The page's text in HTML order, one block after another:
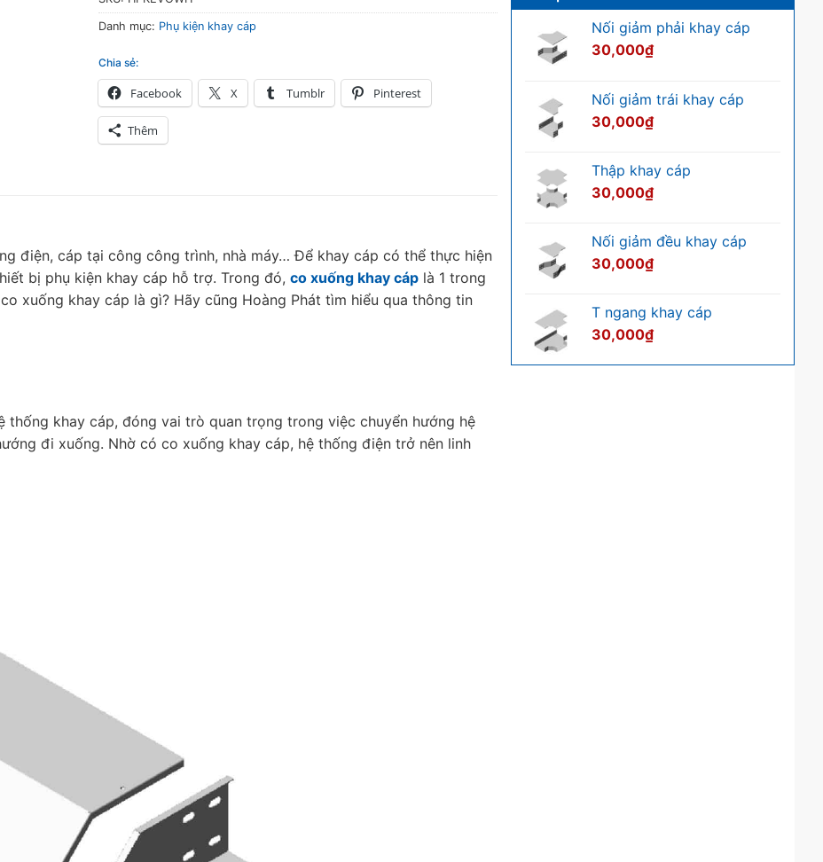
Nối giảm phải khay cáp
30,000₫
Nối giảm trái khay cáp
30,000₫
Thập khay cáp
30,000₫
Nối giảm đều khay cáp
30,000₫
T ngang khay cáp
30,000₫
Danh mục: Phụ kiện khay cáp
Chia sẻ:
Facebook X Tumblr Pinterest
Thêm
điện, cáp tại công công trình, nhà máy… Để khay cáp có thể thực hiện
bị phụ kiện khay cáp hỗ trợ. Trong đó, co xuống khay cáp là 1 trong
xuống khay cáp là gì? Hãy cũng Hoàng Phát tìm hiểu qua thông tin
thống khay cáp, đóng vai trò quan trọng trong việc chuyển hướng hệ
đi xuống. Nhờ có co xuống khay cáp, hệ thống điện trở nên linh